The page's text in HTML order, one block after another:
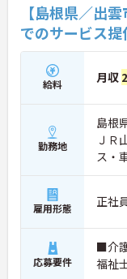
【島根県／出
でのサービス
給料 月収
勤務地
島根
ＪＲ
ス・
雇用形態 正社
応募要件
■介
福祉